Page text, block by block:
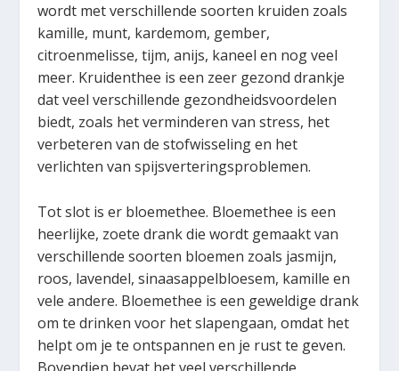
wordt met verschillende soorten kruiden zoals
kamille, munt, kardemom, gember,
citroenmelisse, tijm, anijs, kaneel en nog veel
meer. Kruidenthee is een zeer gezond drankje
dat veel verschillende gezondheidsvoordelen
biedt, zoals het verminderen van stress, het
verbeteren van de stofwisseling en het
verlichten van spijsverteringsproblemen.
Tot slot is er bloemethee. Bloemethee is een
heerlijke, zoete drank die wordt gemaakt van
verschillende soorten bloemen zoals jasmijn,
roos, lavendel, sinaasappelbloesem, kamille en
vele andere. Bloemethee is een geweldige drank
om te drinken voor het slapengaan, omdat het
helpt om je te ontspannen en je rust te geven.